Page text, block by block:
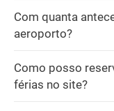
Com quanta
aeroporto?
Como posso
férias no site?